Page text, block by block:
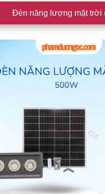
Đèn năng lượng mặt trời